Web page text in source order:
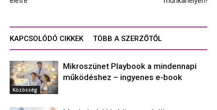
KAPCSOLÓDÓ CIKKEK TÖBB A SZERZŐTŐL
Közösség
Mikroszünet Playbook a mindennapi
működéshez – ingyenes e-book